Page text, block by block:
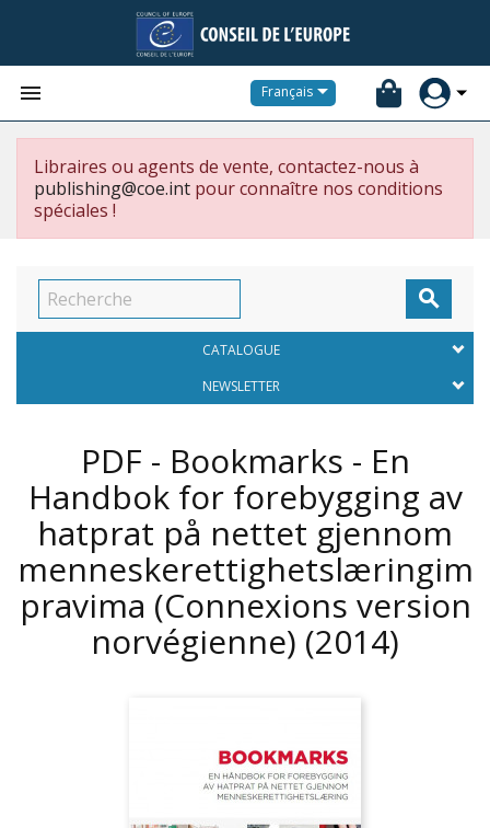
 Français
Libraires ou agents de vente, contactez-nous à
publishing@coe.int pour connaître nos conditions
spéciales !

CATALOGUE
NEWSLETTER
PDF - Bookmarks - En
Handbok for forebygging av
hatprat på nettet gjennom
menneskerettighetslæringim
pravima (Connexions version
norvégienne) (2014)